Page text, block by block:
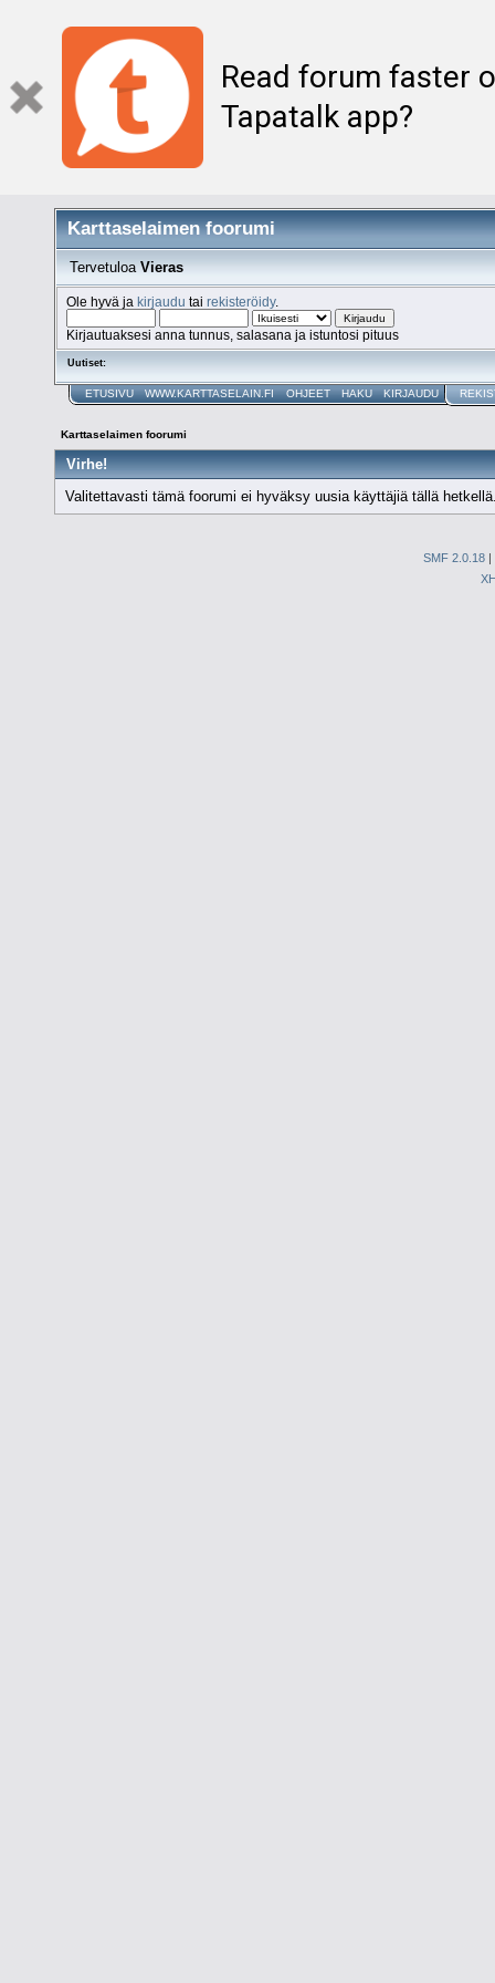
Read forum faster
Tapatalk app?
Karttaselaimen foorumi
Tervetuloa Vieras
Ole hyvä jakirjaudu tairekisteröidy.
Kirjautuaksesi anna tunnus, salasana ja istuntosi pituus
Uutiset:
ETUSIVU WWW.KARTTASELAIN.FI OHJEET HAKU KIRJAUDU
Karttaselaimen foorumi
Virhe!
Valitettavasti tämä foorumi ei hyväksy uusia käyttäjiä tällä
SMF 2.0.18 |